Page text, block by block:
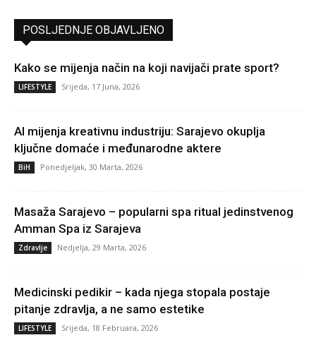
POSLJEDNJE OBJAVLJENO
Kako se mijenja način na koji navijači prate sport?
LIFESTYLE Srijeda, 17 Juna, 2026
AI mijenja kreativnu industriju: Sarajevo okuplja
ključne domaće i međunarodne aktere
BiH Ponedjeljak, 30 Marta, 2026
Masaža Sarajevo – popularni spa ritual jedinstvenog
Amman Spa iz Sarajeva
Zdravlje Nedjelja, 29 Marta, 2026
Medicinski pedikir – kada njega stopala postaje
pitanje zdravlja, a ne samo estetike
LIFESTYLE Srijeda, 18 Februara, 2026